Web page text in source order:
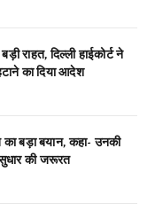
राहत, दिल्ली हाईकोर्ट ने
का दिया आदेश
बड़ा बयान, कहा- उनकी
की जरूरत